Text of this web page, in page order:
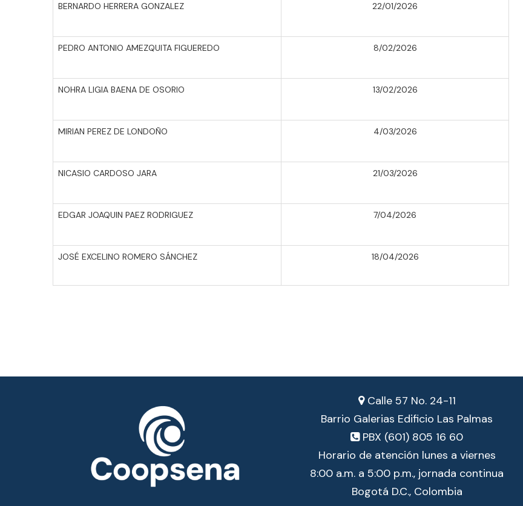
BERNARDO HERRERA GONZALEZ 22/01/2026
PEDRO ANTONIO AMEZQUITA FIGUEREDO 8/02/2026
NOHRA LIGIA BAENA DE OSORIO 13/02/2026
MIRIAN PEREZ DE LONDOÑO 4/03/2026
NICASIO CARDOSO JARA 21/03/2026
EDGAR JOAQUIN PAEZ RODRIGUEZ 7/04/2026
JOSÉ EXCELINO ROMERO SÁNCHEZ 18/04/2026
Calle 57 No. 24-11
Barrio Galerias Edificio Las Palmas
PBX (601) 805 16 60
Horario de atención lunes a viernes
8:00 a.m. a 5:00 p.m., jornada continua
Bogotá D.C., Colombia